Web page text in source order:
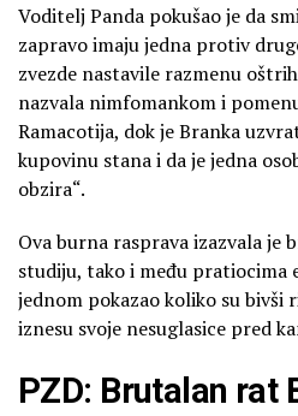
Voditelj Panda pokušao je da
zapravo imaju jedna protiv
zvezde nastavile razmenu
nazvala nimfomankom i
Ramacotija, dok je Branka
kupovinu stana i da je jedna
obzira“.
Ova burna rasprava izazvala je
studiju, tako i među pratiocima
jednom pokazao koliko su bivši
iznesu svoje nesuglasice pred
PZD: Brutalan rat